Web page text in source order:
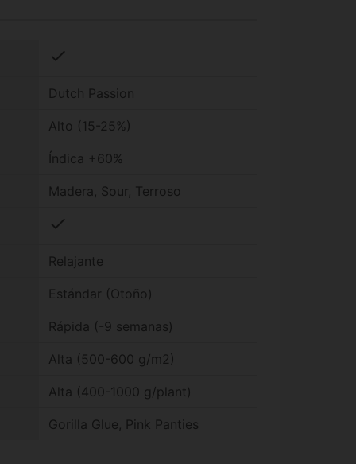
check
Dutch Passion
Alto (15-25%)
Índica +60%
Madera, Sour, Terroso
check
Relajante
Estándar (Otoño)
Rápida (-9 semanas)
Alta (500-600 g/m2)
Alta (400-1000 g/plant)
Gorilla Glue, Pink Panties